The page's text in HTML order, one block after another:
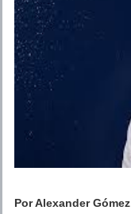
Por Alexander Gómez